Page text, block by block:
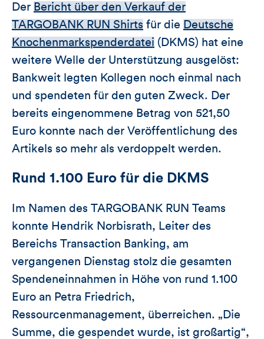
Der Bericht über den Verkauf der
TARGOBANK RUN Shirts für die Deutsche
Knochenmarkspenderdatei (DKMS) hat eine
weitere Welle der Unterstützung ausgelöst:
Bankweit legten Kollegen noch einmal nach
und spendeten für den guten Zweck. Der
bereits eingenommene Betrag von 521,50
Euro konnte nach der Veröffentlichung des
Artikels so mehr als verdoppelt werden.
Rund 1.100 Euro für die DKMS
Im Namen des TARGOBANK RUN Teams
konnte Hendrik Norbisrath, Leiter des
Bereichs Transaction Banking, am
vergangenen Dienstag stolz die gesamten
Spendeneinnahmen in Höhe von rund 1.100
Euro an Petra Friedrich,
Ressourcenmanagement, überreichen. „Die
Summe, die gespendet wurde, ist großartig“,